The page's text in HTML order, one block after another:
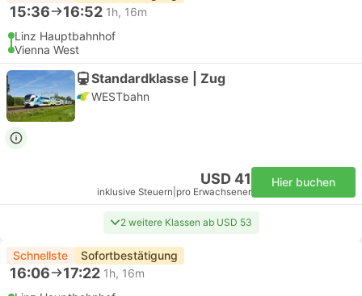
15:36 16:52 1h, 16m
Linz Hauptbahnhof
Vienna West
Standardklasse | Zug
WESTbahn
USD 41
inklusive Steuern pro Erwachsener
Hier buchen
2 weitere Klassen ab USD 53
Schnellste Sofortbestätigung
16:06 17:22 1h, 16m